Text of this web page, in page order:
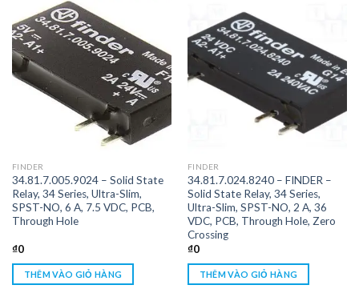
FINDER
34.81.7.005.9024 – Solid State
Relay, 34 Series, Ultra-Slim,
SPST-NO, 6 A, 7.5 VDC, PCB,
Through Hole
₫0
THÊM VÀO GIỎ HÀNG
FINDER
34.81.7.024.8240 – FINDER –
Solid State Relay, 34 Series,
Ultra-Slim, SPST-NO, 2 A, 36
VDC, PCB, Through Hole, Zero
Crossing
₫0
THÊM VÀO GIỎ HÀNG